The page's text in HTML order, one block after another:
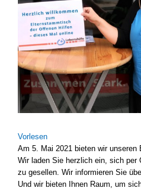
Vor­le­sen
Am 5. Mai 2021 bie­ten wir unse­ren
Wir laden Sie herz­lich ein, sich per
zu gesel­len. Wir infor­mie­ren Sie
Und wir bie­ten Ihnen Raum, um